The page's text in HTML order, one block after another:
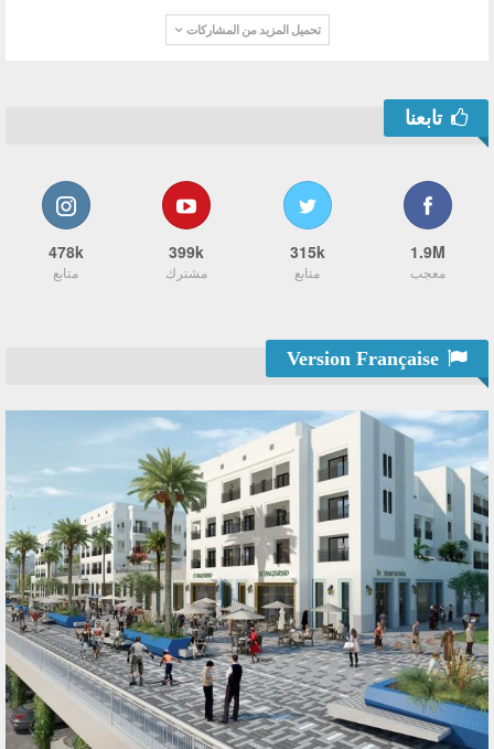
تحميل المزيد من المشاركات
تابعنا
1.9M
معجب
315k
متابع
399k
مشترك
478k
متابع